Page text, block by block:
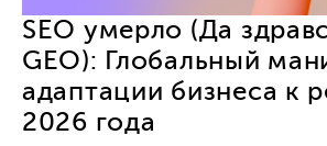
SEO умерло (Да
GEO): Глобальный
адаптации бизнеса к
2026 года